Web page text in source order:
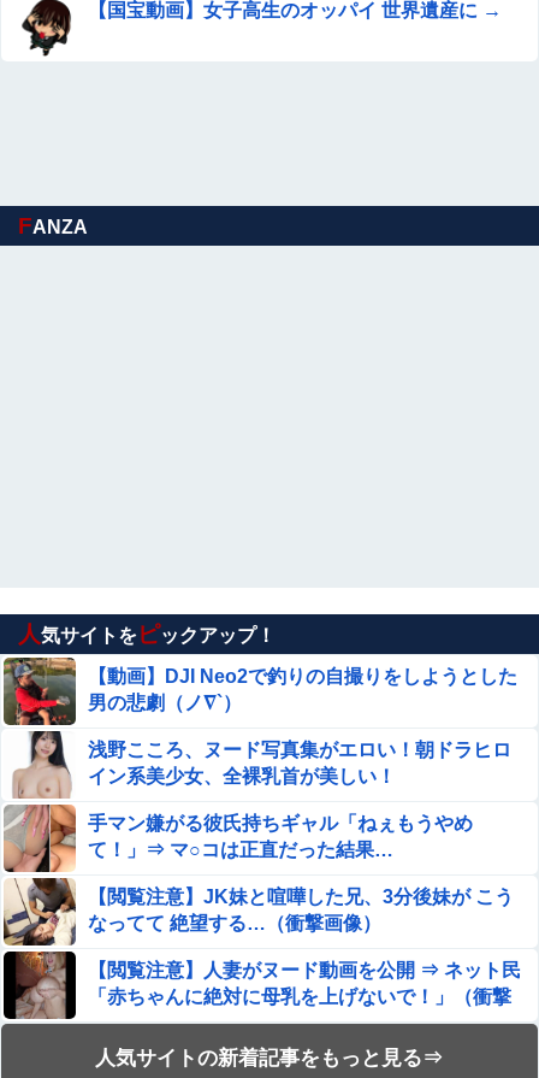
【国宝動画】女子高生のオッパイ 世界遺産に →
FANZA
人気サイトをピックアップ！
【動画】DJI Neo2で釣りの自撮りをしようとした
男の悲劇（ノ∇`）
浅野こころ、ヌード写真集がエロい！朝ドラヒロ
イン系美少女、全裸乳首が美しい！
手マン嫌がる彼氏持ちギャル「ねぇもうやめ
て！」⇒ マ○コは正直だった結果…
【閲覧注意】JK妹と喧嘩した兄、3分後妹が こう
なってて 絶望する…（衝撃画像）
【閲覧注意】人妻がヌード動画を公開 ⇒ ネット民
「赤ちゃんに絶対に母乳を上げないで！」（衝撃
動画）
【動画】これはお見事。中国重慶市で珍しい事故
が撮影される。
人気サイトの新着記事をもっと見る⇒